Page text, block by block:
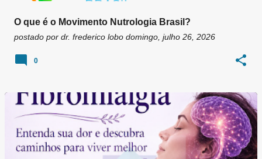
O que é o Movimento Nutrologia Brasil?
postado por dr. frederico lobo domingo, julho 26, 2026
0